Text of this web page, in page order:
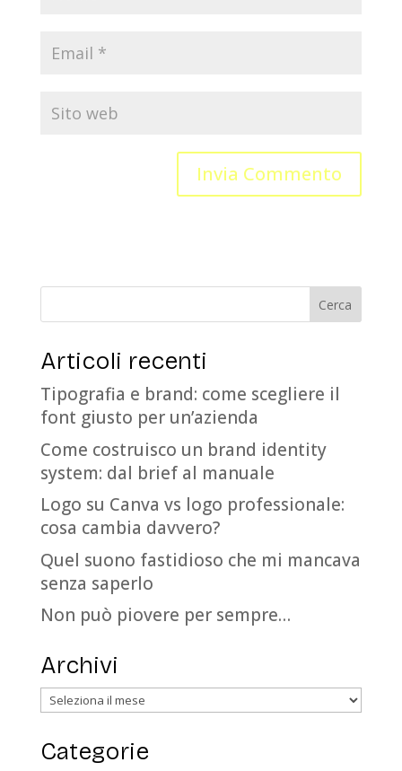
Articoli recenti
Tipografia e brand: come scegliere il
font giusto per un’azienda
Come costruisco un brand identity
system: dal brief al manuale
Logo su Canva vs logo professionale:
cosa cambia davvero?
Quel suono fastidioso che mi mancava
senza saperlo
Non può piovere per sempre…
Archivi
Archivi
Categorie